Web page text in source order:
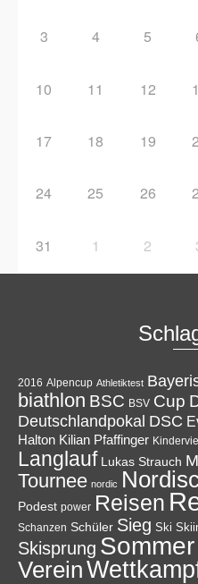
3 4 5
10 11 12
17 18 19
24 25 26
31 1 2
2016 Alpencup Athletiktest
biathlon BSC BSV Cup
Deutschlandpokal DSC
Halton Kilian Pfaffinger
Langlauf Lukas Strauch
Tournee nordic
Podest power Reisen
Schanzen Schüler Sieg Ski
Skisprung Sommer
Verein